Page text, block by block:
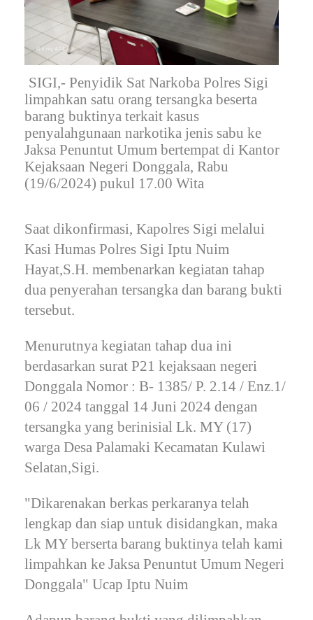
SIGI,- Penyidik Sat Narkoba Polres Sigi
limpahkan satu orang tersangka beserta
barang buktinya terkait kasus
penyalahgunaan narkotika jenis sabu ke
Jaksa Penuntut Umum bertempat di Kantor
Kejaksaan Negeri Donggala, Rabu
(19/6/2024) pukul 17.00 Wita
Saat dikonfirmasi, Kapolres Sigi melalui
Kasi Humas Polres Sigi Iptu Nuim
Hayat,S.H. membenarkan kegiatan tahap
dua penyerahan tersangka dan barang bukti
tersebut.
Menurutnya kegiatan tahap dua ini
berdasarkan surat P21 kejaksaan negeri
Donggala Nomor : B- 1385/ P. 2.14 / Enz.1/
06 / 2024 tanggal 14 Juni 2024 dengan
tersangka yang berinisial Lk. MY (17)
warga Desa Palamaki Kecamatan Kulawi
Selatan,Sigi.
"Dikarenakan berkas perkaranya telah
lengkap dan siap untuk disidangkan, maka
Lk MY berserta barang buktinya telah kami
limpahkan ke Jaksa Penuntut Umum Negeri
Donggala" Ucap Iptu Nuim